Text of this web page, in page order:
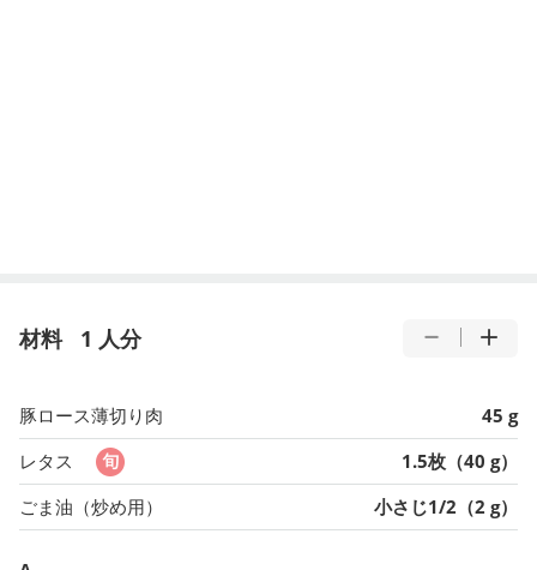
材料 1 人分
豚ロース薄切り肉
45 g
レタス
1.5枚（40 g）
ごま油（炒め用）
小さじ1/2（2 g）